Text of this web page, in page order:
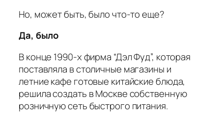
Но, может быть, было что-то еще?
Да, было
В конце 1990-х фирма “Дэл Фуд”, которая
поставляла в столичные магазины и
летние кафе готовые китайские блюда,
решила создать в Москве собственную
розничную сеть быстрого питания.